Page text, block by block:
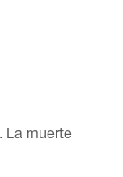
La muerte